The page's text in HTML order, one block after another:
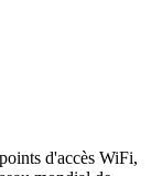
d'accès WiFi,